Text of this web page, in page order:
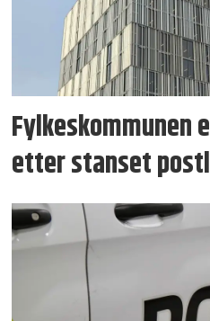
Fylkeskommunen
etter stanset